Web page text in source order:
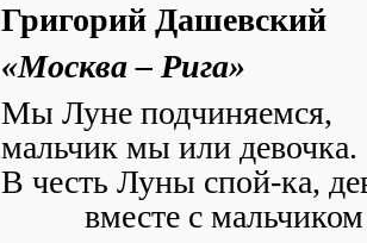
Григорий Дашевский
«Москва – Рига»
Мы Луне подчиняемся,
мальчик мы или девочка.
В честь Луны спой-ка,
вместе с